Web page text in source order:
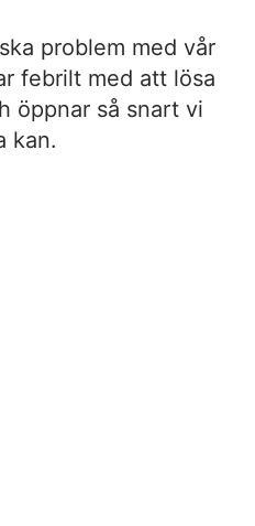
problem med vår
febrilt med att lösa
öppnar så snart vi
kan.